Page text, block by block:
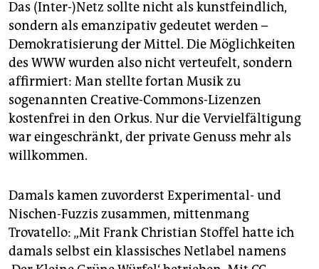
Das (Inter-)Netz sollte nicht als kunstfeindlich,
sondern als emanzipativ gedeutet werden –
Demokratisierung der Mittel. Die Möglichkeiten
des WWW wurden also nicht verteufelt, sondern
affirmiert: Man stellte fortan Musik zu
sogenannten Creative-Commons-Lizenzen
kostenfrei in den Orkus. Nur die Vervielfältigung
war eingeschränkt, der private Genuss mehr als
willkommen.
Damals kamen zuvorderst Experimental- und
Nischen-Fuzzis zusammen, mittenmang
Trovatello: „Mit Frank Christian Stoffel hatte ich
damals selbst ein klassisches Netlabel namens